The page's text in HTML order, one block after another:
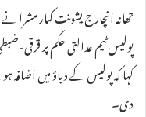
تھانہ انچارج یشونت کمار
پولیس ٹیم عدالتی حکم پر قرقی-
کہا کہ پولیس کے دباؤ میں اضافہ
دی۔